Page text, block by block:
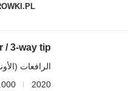
/ 3-way tip
الرافعات
2020